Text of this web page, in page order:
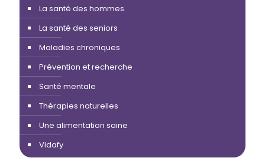
La santé des hommes
La santé des seniors
Maladies chroniques
Prévention et recherche
Santé mentale
Thérapies naturelles
Une alimentation saine
Vidafy